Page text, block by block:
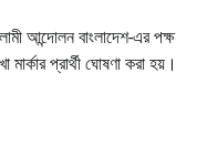
আন্দোলন বাংলাদেশ-এর পক্ষ
প্রার্থী ঘোষণা করা হয়।